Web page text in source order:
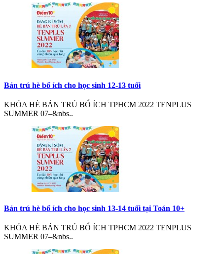
Bán trú hè bổ ích cho học sinh 12-13 tuổi
KHÓA HÈ BÁN TRÚ BỔ ÍCH TPHCM 2022 TENPLUS
SUMMER 07–&nbs..
Bán trú hè bổ ích cho học sinh 13-14 tuổi tại Toán 10+
KHÓA HÈ BÁN TRÚ BỔ ÍCH TPHCM 2022 TENPLUS
SUMMER 07–&nbs..